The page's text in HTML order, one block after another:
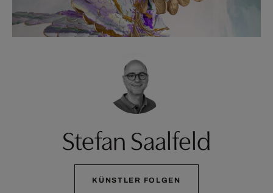
Stefan Saalfeld
KÜNSTLER FOLGEN